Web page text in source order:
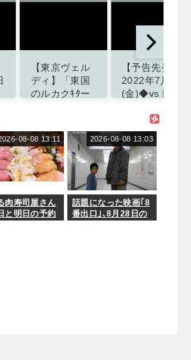
の
【予告先発】
2022年7月1日
(金)◆vs 巨人
掲載サイト「ず
っとこいぐみ」
【Jリーグ】
「チャント解
禁きたー」声
証試合を追加
発表
山形vs町田な
ど4試合追加
掲載サイト「J２
サッカー通信」
肉寿司屋さん
と明日の予約
08-08 13:11
話題になった映画｢8
番出口｣､8月28日の
2026-08-08 13:03